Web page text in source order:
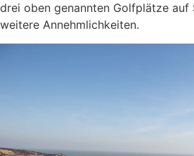
drei oben genannten Golfplätze auf
weitere Annehmlichkeiten.